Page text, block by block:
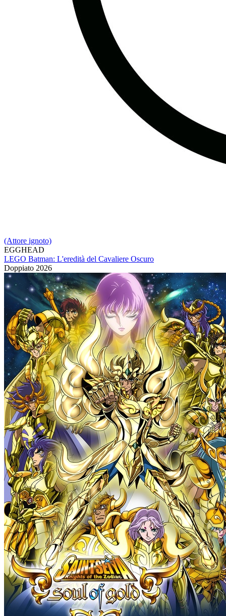
(Attore ignoto)
EGGHEAD
LEGO Batman: L'eredità del Cavaliere Oscuro
Doppiato 2026